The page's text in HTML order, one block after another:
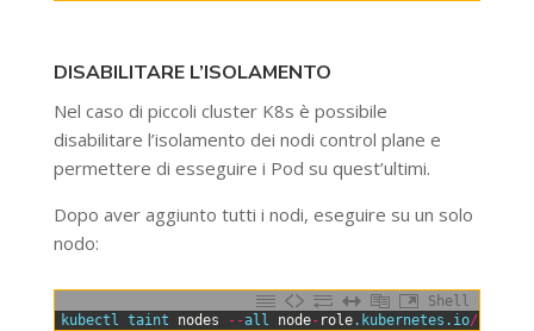
DISABILITARE L’ISOLAMENTO
Nel caso di piccoli cluster K8s è possibile
disabilitare l’isolamento dei nodi control plane e
permettere di esseguire i Pod su quest’ultimi.
Dopo aver aggiunto tutti i nodi, eseguire su un solo
nodo:
Shell
kubectl taint nodes --all node- role.kubernetes .io/